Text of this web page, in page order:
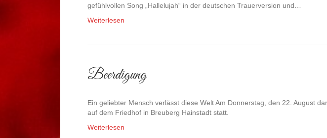
gefühlvollen Song „Hallelujah“ in der deutschen Trauerversion und…
Weiterlesen
Beerdigung
Ein geliebter Mensch verlässt diese Welt Am Donnerstag, den 22. August
auf dem Friedhof in Breuberg Hainstadt statt.
Weiterlesen